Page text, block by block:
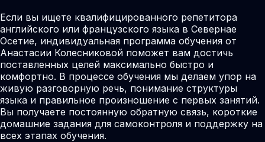
Если вы ищете квалифицированного репетитора
английского или французского языка в Севернае
Осетие, индивидуальная программа обучения от
Анастасии Колесниковой поможет вам достичь
поставленных целей максимально быстро и
комфортно. В процессе обучения мы делаем упор на
живую разговорную речь, понимание структуры
языка и правильное произношение с первых занятий.
Вы получаете постоянную обратную связь, короткие
домашние задания для самоконтроля и поддержку на
всех этапах обучения.